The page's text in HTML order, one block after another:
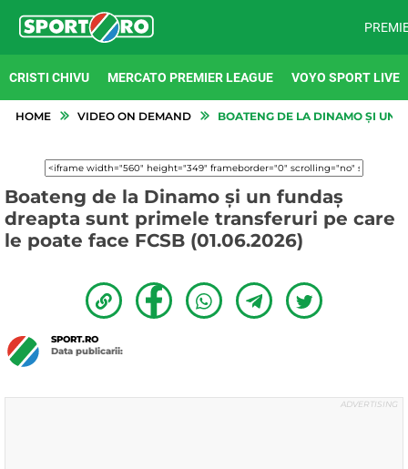
CRISTI CHIVU MERCATO PREMIER LEAGUE VOYO SPORT LIVE
HOME VIDEO ON DEMAND BOATENG DE LA DINAMO ȘI UN
Boateng de la Dinamo și un fundaș
dreapta sunt primele transferuri pe care
le poate face FCSB (01.06.2026)
SPORT.RO
Data publicarii: